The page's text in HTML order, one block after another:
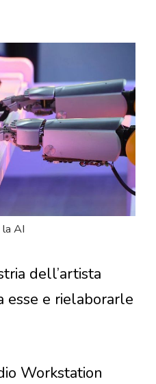
AI
dell’artista
esse e rielaborarle
Workstation